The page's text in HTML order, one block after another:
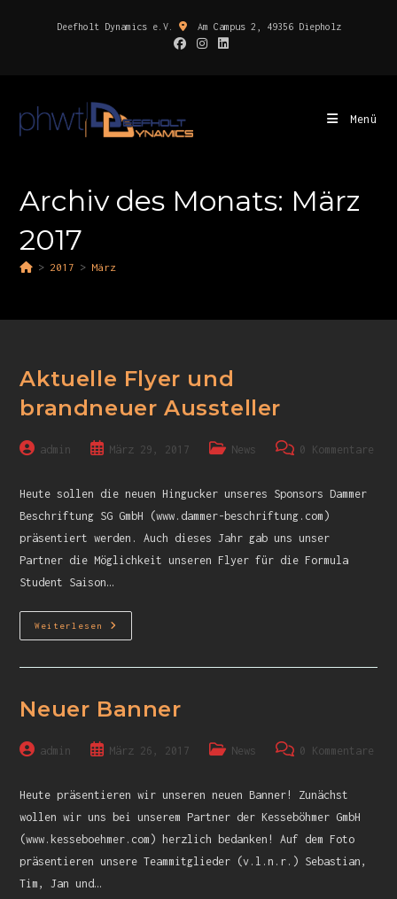
Deefholt Dynamics e.V. Am Campus 2, 49356 Diepholz
Menü
Archiv des Monats: März
2017
> 2017 > März
Aktuelle Flyer und
brandneuer Aussteller
admin März 29, 2017 News 0 Kommentare
Heute sollen die neuen Hingucker unseres Sponsors Dammer
Beschriftung SG GmbH (www.dammer-beschriftung.com)
präsentiert werden. Auch dieses Jahr gab uns unser
Partner die Möglichkeit unseren Flyer für die Formula
Student Saison…
Weiterlesen
Neuer Banner
admin März 26, 2017 News 0 Kommentare
Heute präsentieren wir unseren neuen Banner! Zunächst
wollen wir uns bei unserem Partner der Kesseböhmer GmbH
(www.kesseboehmer.com) herzlich bedanken! Auf dem Foto
präsentieren unsere Teammitglieder (v.l.n.r.) Sebastian,
Tim, Jan und…